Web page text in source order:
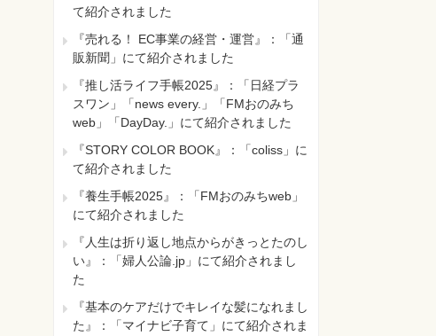
て紹介されました
『売れる！ EC事業の経営・運営』：「通
販新聞」にて紹介されました
『推し活ライフ手帳2025』：「日経プラ
スワン」「news every.」「FMおのみち
web」「DayDay.」にて紹介されました
『STORY COLOR BOOK』：「coliss」に
て紹介されました
『養生手帳2025』：「FMおのみちweb」
にて紹介されました
『人生は折り返し地点からがきっとたのし
い』：「婦人公論.jp」にて紹介されまし
た
『基本のケアだけでキレイな髪になれまし
た』：「マイナビ子育て」にて紹介されま